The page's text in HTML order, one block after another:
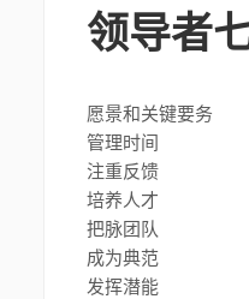
领导者
愿景和关键要务
管理时间
注重反馈
培养人才
把脉团队
成为典范
发挥潜能